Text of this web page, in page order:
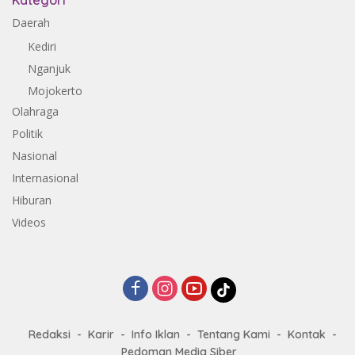
Daerah
Kediri
Nganjuk
Mojokerto
Olahraga
Politik
Nasional
Internasional
Hiburan
Videos
Redaksi Karir Info Iklan Tentang Kami
Kontak